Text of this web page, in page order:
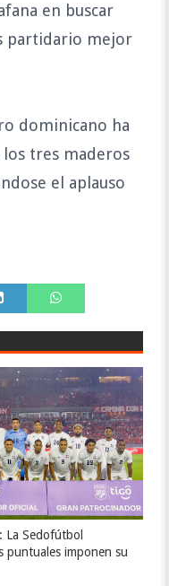
en buscar
partidario mejor
dominicano ha
tres maderos
el aplauso
La Sedofútbol
puntuales imponen su